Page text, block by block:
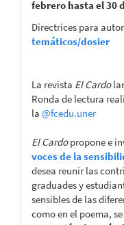
febrero hasta el 30
Directrices para
temáticos/dosier
La revista El Cardo
Ronda de lectura
la @fcedu.uner
El Cardopropone e
voces de la
desea reunir las
graduades y
sensibles de las
como en el poema,